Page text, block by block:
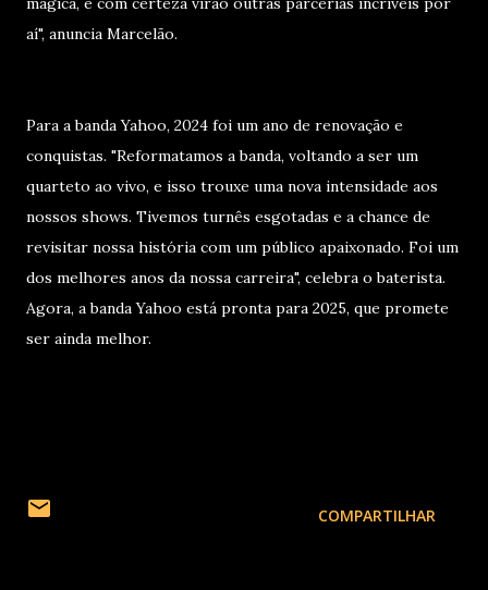
aí", anuncia Marcelão.
Para a banda Yahoo, 2024 foi um ano de renovação e
conquistas. "Reformatamos a banda, voltando a ser um
quarteto ao vivo, e isso trouxe uma nova intensidade aos
nossos shows. Tivemos turnês esgotadas e a chance de
revisitar nossa história com um público apaixonado. Foi um
dos melhores anos da nossa carreira", celebra o baterista.
Agora, a banda Yahoo está pronta para 2025, que promete
ser ainda melhor.
COMPARTILHAR